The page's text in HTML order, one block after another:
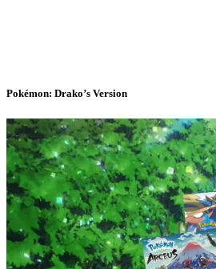
Pokémon: Drako’s Version